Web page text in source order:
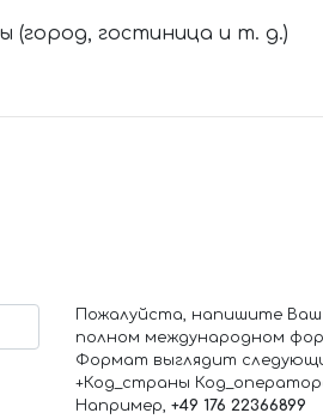
(город, гостиница и т. д.)
Пожалуйста, напишите
полном международном
Формат выглядит
+Код_страны
Например, +49 176 22366899